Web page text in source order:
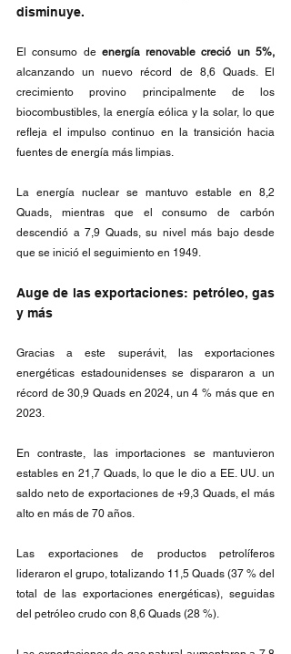
disminuye.
El consumo de
alcanzando un nuevo récord de 8,6 Quads. El
crecimiento provino principalmente de los
biocombustibles, la energía eólica y la solar, lo que
refleja el impulso continuo en la transición hacia
fuentes de energía más limpias.
La energía nuclear se mantuvo estable en 8,2
Quads, mientras que el consumo de carbón
descendió a 7,9 Quads, su nivel más bajo desde
que se inició el seguimiento en 1949.
Auge de las exportaciones: petróleo, gas
y más
Gracias a este superávit, las exportaciones
energéticas estadounidenses se dispararon a un
récord de 30,9 Quads en 2024, un 4 % más que en
2023.
En contraste, las importaciones se mantuvieron
estables en 21,7 Quads, lo que le dio a EE. UU. un
saldo neto de exportaciones de +9,3 Quads, el más
alto en más de 70 años.
Las exportaciones de productos petrolíferos
lideraron el grupo, totalizando 11,5 Quads (37 % del
total de las exportaciones energéticas), seguidas
del petróleo crudo con 8,6 Quads (28 %).